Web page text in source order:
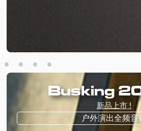
Busking
新品上市 !
户外演出全频音